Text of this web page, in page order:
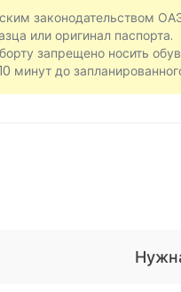
законодательством
или оригинал паспорта.
запрещено носить
минут до